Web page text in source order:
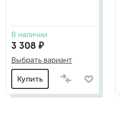
В наличии
3 308 ₽
Выбрать вариант
Купить